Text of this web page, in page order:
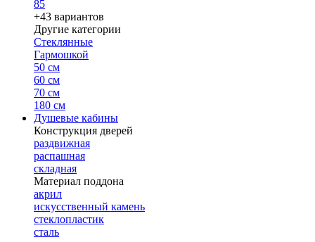
85
+43 вариантов
Другие категории
Стеклянные
Гармошкой
50 см
60 см
70 см
180 см
Душевые кабины
Конструкция дверей
раздвижная
распашная
складная
Материал поддона
акрил
искусственный камень
стеклопластик
сталь